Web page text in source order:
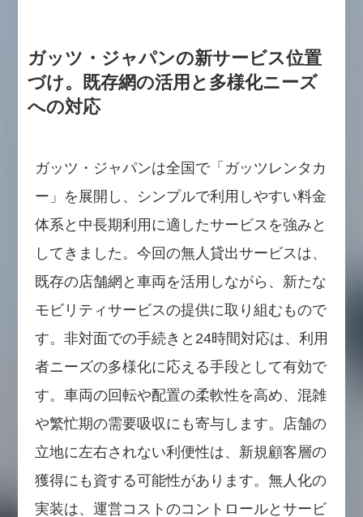
ガッツ・ジャパンの新サービス位置
づけ。既存網の活用と多様化ニーズ
への対応
ガッツ・ジャパンは全国で「ガッツレンタカ
ー」を展開し、シンプルで利用しやすい料金
体系と中長期利用に適したサービスを強みと
してきました。今回の無人貸出サービスは、
既存の店舗網と車両を活用しながら、新たな
モビリティサービスの提供に取り組むもので
す。非対面での手続きと24時間対応は、利用
者ニーズの多様化に応える手段として有効で
す。車両の回転や配置の柔軟性を高め、混雑
や繁忙期の需要吸収にも寄与します。店舗の
立地に左右されない利便性は、新規顧客層の
獲得にも資する可能性があります。無人化の
実装は、運営コストのコントロールとサービ